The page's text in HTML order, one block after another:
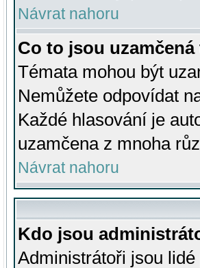
Návrat nahoru
Co to jsou uzamčená
Témata mohou být
Nemůžete odpovídat
Každé hlasování je
uzamčena z mnoha
Návrat nahoru
Kdo jsou
Administrátoři jsou